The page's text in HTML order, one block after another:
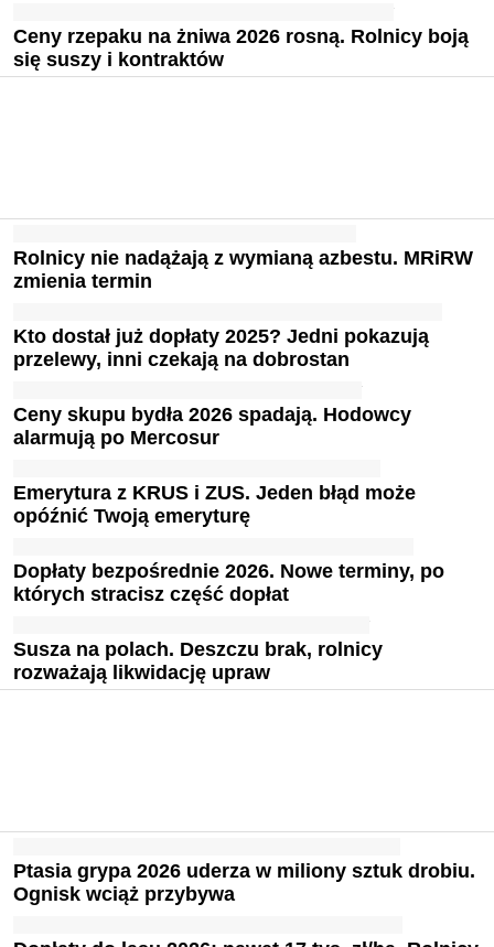
Ceny rzepaku na żniwa 2026 rosną. Rolnicy boją
się suszy i kontraktów
Rolnicy nie nadążają z wymianą azbestu. MRiRW
zmienia termin
Kto dostał już dopłaty 2025? Jedni pokazują
przelewy, inni czekają na dobrostan
Ceny skupu bydła 2026 spadają. Hodowcy
alarmują po Mercosur
Emerytura z KRUS i ZUS. Jeden błąd może
opóźnić Twoją emeryturę
Dopłaty bezpośrednie 2026. Nowe terminy, po
których stracisz część dopłat
Susza na polach. Deszczu brak, rolnicy
rozważają likwidację upraw
Ptasia grypa 2026 uderza w miliony sztuk drobiu.
Ognisk wciąż przybywa